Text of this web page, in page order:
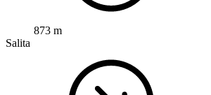
873 m
Salita